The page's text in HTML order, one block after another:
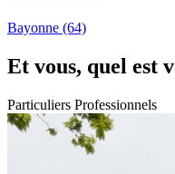
Bayonne (64)
Et vous, quel est
Particuliers Professionnels